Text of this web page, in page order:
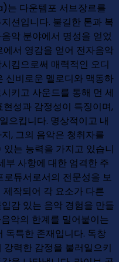
다운템포 서브장르를
션입니다. 불길한 톤과 복
악 분야에서 명성을 얻었
서 영감을 얻어 전자음악
킴으로써 매력적인 오디
신비로운 멜로디와 맥동하
키고 사운드를 통해 먼 세
성과 감정성이 특징이며,
으킵니다. 명상적이고 내
, 그의 음악은 청취자를
는 능력을 가지고 있습니
부 사항에 대한 엄격한 주
듀서로서의 전문성을 보
작되어 각 요소가 다른
감 있는 음악 경험을 만들
악의 한계를 밀어붙이는
독특한 존재입니다. 독창
력한 감정을 불러일으키